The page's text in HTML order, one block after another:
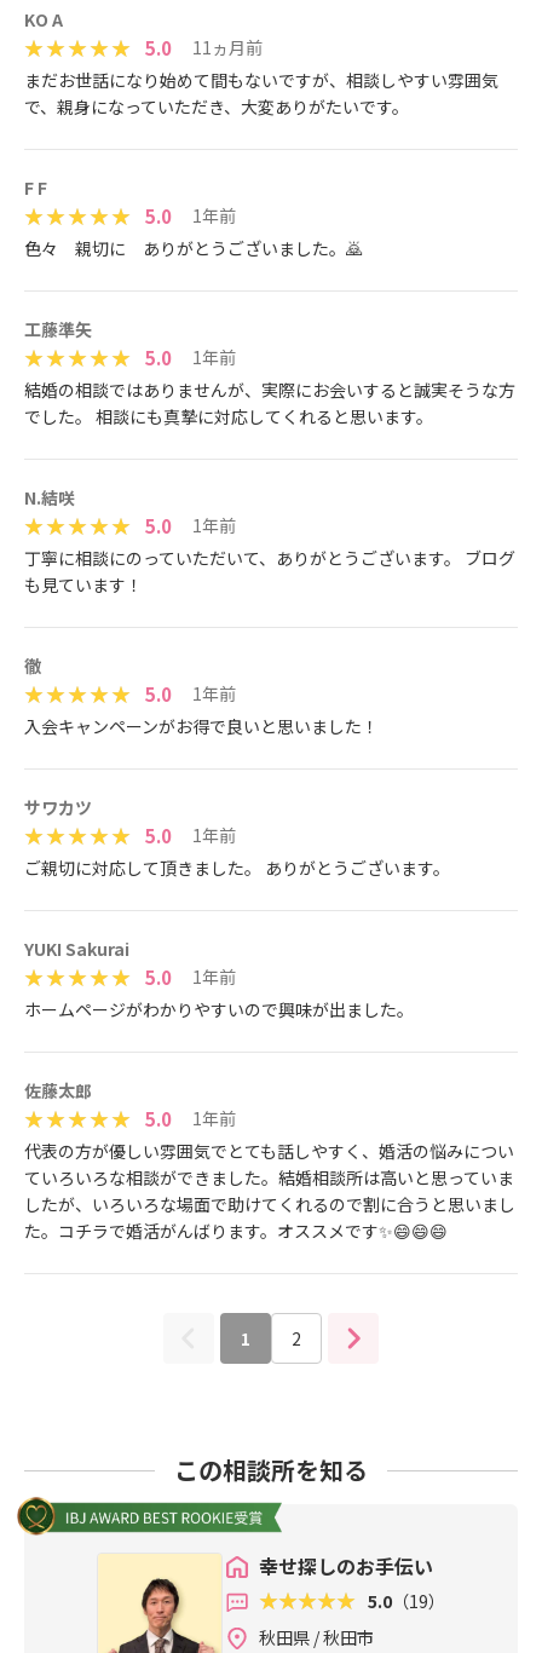
KO A
5.0
11ヵ月前
まだお世話になり始めて間もないですが、相談しやすい雰囲気
で、親身になっていただき、大変ありがたいです。
F F
5.0
1年前
色々 親切に ありがとうございました。🙇
工藤準矢
5.0
1年前
結婚の相談ではありませんが、実際にお会いすると誠実そうな方
でした。 相談にも真摯に対応してくれると思います。
N.結咲
5.0
1年前
丁寧に相談にのっていただいて、ありがとうございます。 ブログ
も見ています！
徹
5.0
1年前
入会キャンペーンがお得で良いと思いました！
サワカツ
5.0
1年前
ご親切に対応して頂きました。 ありがとうございます。
YUKI Sakurai
5.0
1年前
ホームページがわかりやすいので興味が出ました。
佐藤太郎
5.0
1年前
代表の方が優しい雰囲気でとても話しやすく、婚活の悩みについ
ていろいろな相談ができました。結婚相談所は高いと思っていま
したが、いろいろな場面で助けてくれるので割に合うと思いまし
た。コチラで婚活がんばります。オススメです✨😄😄😄
1 2
この相談所を知る
幸せ探しのお手伝い
5.0 （19）
秋田県 / 秋田市